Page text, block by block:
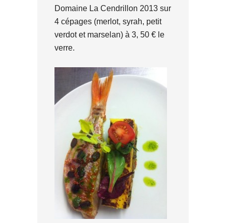
Domaine La Cendrillon 2013 sur
4 cépages (merlot, syrah, petit
verdot et marselan) à 3, 50 € le
verre.